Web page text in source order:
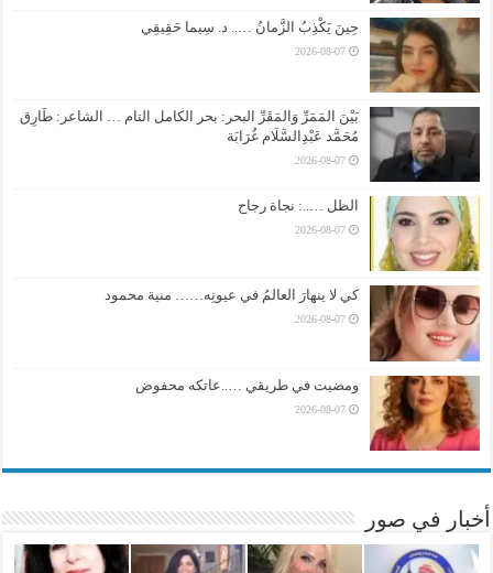
حِينَ يَكْذِبُ الزَّمانُ ….. د. سِيما حَقِيقِي
2026-08-07
بَيْنَ المَمَرِّ وَالمَقَرِّ البحر: بحر الكامل التام … الشاعر: طَارِق
مُحَمَّد عَبْدِالسَّلَام غُرَابَة
2026-08-07
الظل …..: نجاة رجاح
2026-08-07
كي لا ينهارَ العالمُ في عيونِه…… منية محمود
2026-08-07
ومضيت في طريقي …..عاتكه محفوض
2026-08-07
أخبار في صور